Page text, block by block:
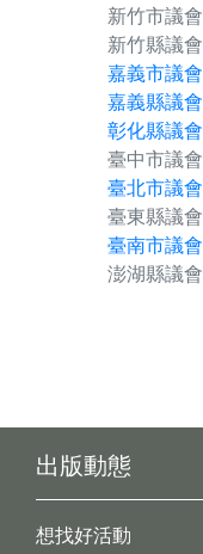
新竹市議會
新竹縣議會
嘉義市議會
嘉義縣議會
彰化縣議會
臺中市議會
臺北市議會
臺東縣議會
臺南市議會
澎湖縣議會
出版動態
想找好活動